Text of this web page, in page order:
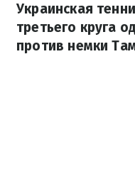
Украинская
третьего круга
против немки